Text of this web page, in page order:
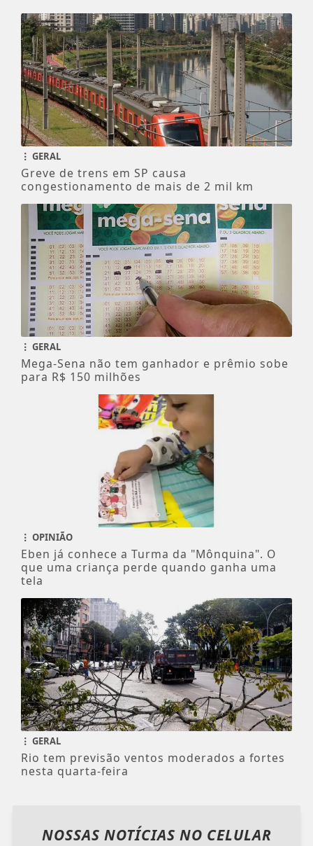
GERAL
Greve de trens em SP causa
congestionamento de mais de 2 mil km
GERAL
Mega-Sena não tem ganhador e prêmio sobe
para R$ 150 milhões
OPINIÃO
Eben já conhece a Turma da "Mônquina". O
que uma criança perde quando ganha uma
tela
GERAL
Rio tem previsão ventos moderados a fortes
nesta quarta-feira
NOSSAS NOTÍCIAS NO CELULAR